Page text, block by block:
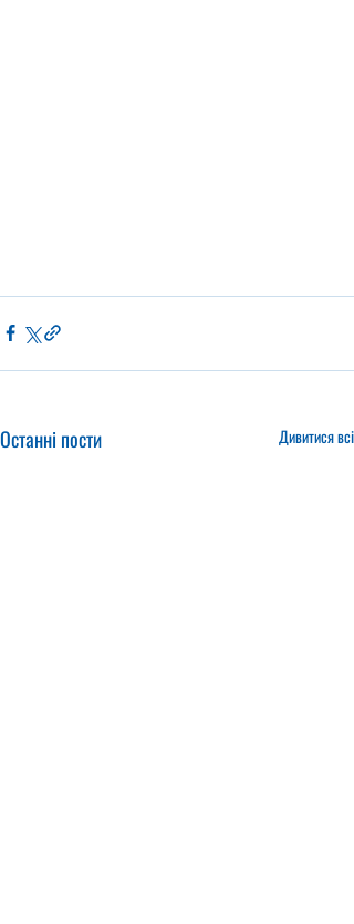
Останні пости Дивитися всі